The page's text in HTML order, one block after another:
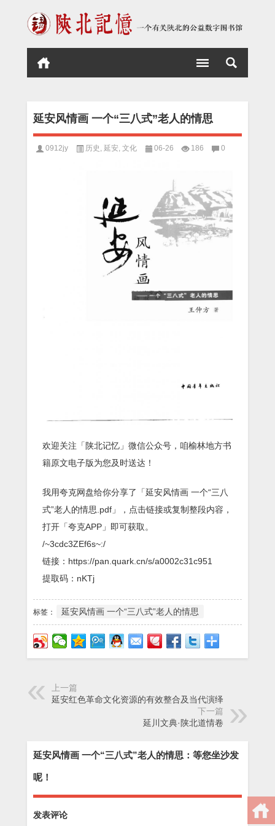
延安风情画 一个“三八式”老人的情思
0912jy 历史 延安 文化 06-26 186 0
欢迎关注「陕北记忆」微信公众号，咱榆林地方书
籍原文电子版为您及时送达！
我用夸克网盘给你分享了「延安风情画 一个“三八
式”老人的情思.pdf」，点击链接或复制整段内容，
打开「夸克APP」即可获取。
/~3cdc3ZEf6s~:/
链接：https://pan.quark.cn/s/a0002c31c951
提取码：nKTj
标签： 延安风情画 一个“三八式”老人的情思
上一篇
延安红色革命文化资源的有效整合及当代演绎
下一篇
延川文典·陕北道情卷
延安风情画 一个“三八式”老人的情思：等您坐沙发
呢！
发表评论